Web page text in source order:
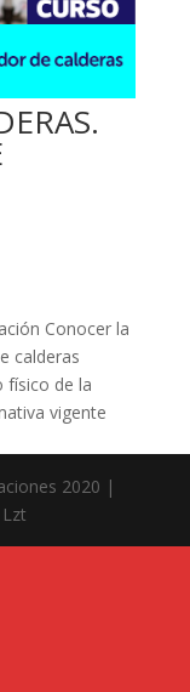
Conocer la
calderas
físico de la
vigente
2020 |